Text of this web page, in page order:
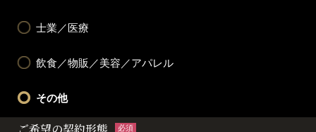
士業／医療
飲食／物販／美容／アパレル
その他
ご希望の契約形態 必須